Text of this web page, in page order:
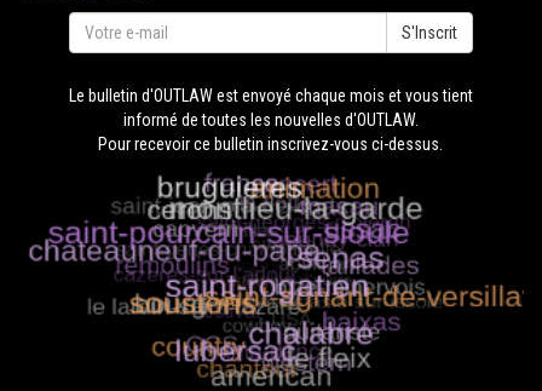
S'Inscrit
Le bulletin d'OUTLAW est envoyé chaque mois et vous tient
informé de toutes les nouvelles d'OUTLAW.
Pour recevoir ce bulletin inscrivez-vous ci-dessus.